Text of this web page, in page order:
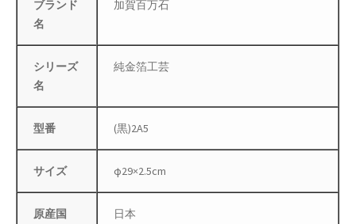
配送先住所
敬老の日特集
新春・初売り特集
新着
春の新生活応援
春服ファッション特集
ブランド
名
加賀百万石
シリーズ
名
純金箔工芸
型番 (黒)2A5
サイズ φ29×2.5cm
原産国 日本